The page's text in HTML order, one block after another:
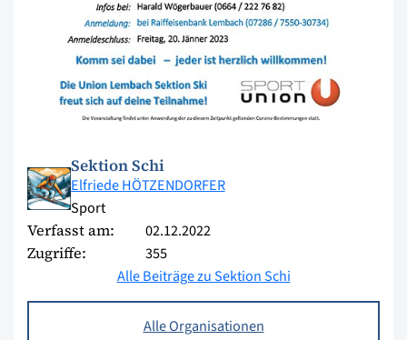
Sektion Schi
Elfriede HÖTZENDORFER
Sport
Verfasst am: 02.12.2022
Zugriffe:
355
Alle Beiträge zu Sektion Schi
Alle Organisationen